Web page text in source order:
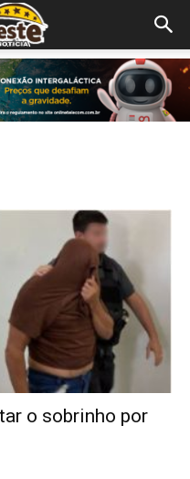
o sobrinho por